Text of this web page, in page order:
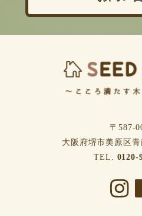
〒587-
⼤阪府堺市美原区
TEL. 0120-